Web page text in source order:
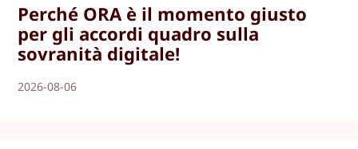
Perché ORA è il momento giusto
per gli accordi quadro sulla
sovranità digitale!
2026-08-06